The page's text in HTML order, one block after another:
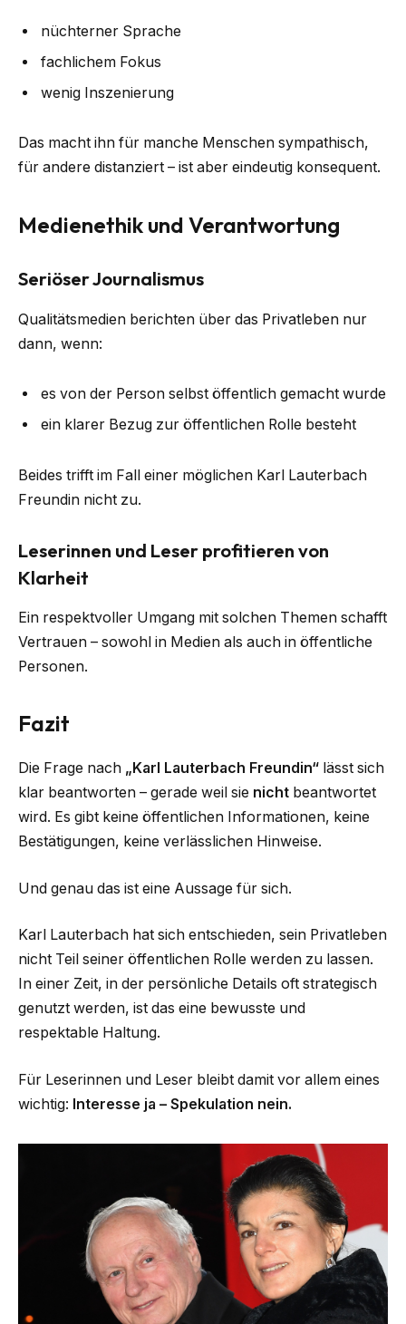
nüchterner Sprache
fachlichem Fokus
wenig Inszenierung
Das macht ihn für manche Menschen sympathisch,
für andere distanziert – ist aber eindeutig konsequent.
Medienethik und Verantwortung
Seriöser Journalismus
Qualitätsmedien berichten über das Privatleben nur
dann, wenn:
es von der Person selbst öffentlich gemacht wurde
ein klarer Bezug zur öffentlichen Rolle besteht
Beides trifft im Fall einer möglichen Karl Lauterbach
Freundin nicht zu.
Leserinnen und Leser profitieren von
Klarheit
Ein respektvoller Umgang mit solchen Themen schafft
Vertrauen – sowohl in Medien als auch in öffentliche
Personen.
Fazit
Die Frage nach „Karl Lauterbach Freundin“ lässt sich
klar beantworten – gerade weil sie nicht beantwortet
wird. Es gibt keine öffentlichen Informationen, keine
Bestätigungen, keine verlässlichen Hinweise.
Und genau das ist eine Aussage für sich.
Karl Lauterbach hat sich entschieden, sein Privatleben
nicht Teil seiner öffentlichen Rolle werden zu lassen.
In einer Zeit, in der persönliche Details oft strategisch
genutzt werden, ist das eine bewusste und
respektable Haltung.
Für Leserinnen und Leser bleibt damit vor allem eines
wichtig: Interesse ja – Spekulation nein.